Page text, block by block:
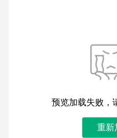
预览加载失败，
重新